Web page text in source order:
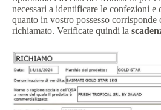
necessari a identificare le confezioni e
quanto in vostro possesso corrisponde
richiamato. Verificate quindi la